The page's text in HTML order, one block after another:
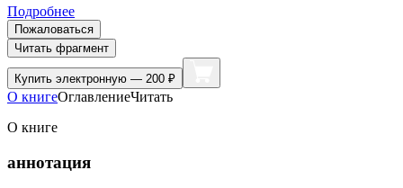
Подробнее
Пожаловаться
Читать фрагмент
Купить электронную — 200 ₽
О книгеОглавлениеЧитать
О книге
аннотация